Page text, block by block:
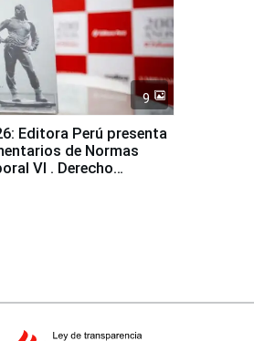
9
Editora Perú presenta
de Normas
Vl . Derecho